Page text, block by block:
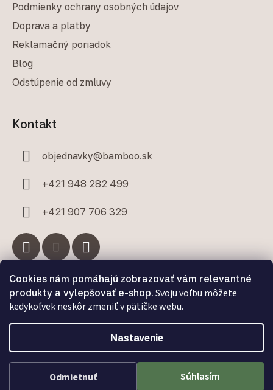
Cookies nám pomáhajú zobrazovať vám relevantné
produkty a vylepšovať e-shop. Svoju voľbu môžete
kedykoľvek neskôr zmeniť v pätičke webu.
Nastavenie
Odmietnuť Súhlasím
Podmienky ochrany osobných údajov
Doprava a platby
Reklamačný poriadok
Blog
Odstúpenie od zmluvy
Kontakt
objednavky@bamboo.sk
+421 948 282 499
+421 907 706 329
Facebook
Vytvoril Shoptet Premium a Adatelier
Copyright 2026Bamboo.sk . Všetky práva vyhradené.